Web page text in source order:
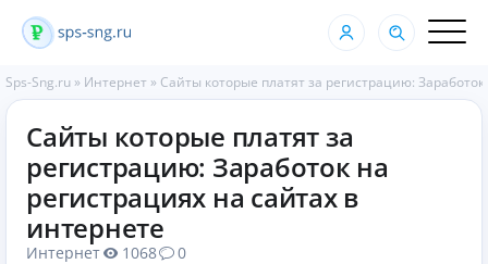
Sps-Sng.ru » Интернет » Сайты которые платят за регистрацию:
Сайты которые платят за
регистрацию: Заработок на
регистрациях на сайтах в
интернете
Интернет 1068 0